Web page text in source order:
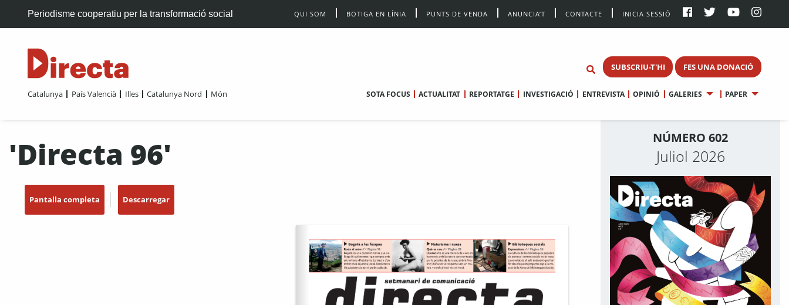
Periodisme cooperatiu per la transformació social QUI SOM BOTIGA EN LÍNIA PUNTS DE VENDA ANUNCIA’T CONTACTE INICIA SESSIÓ
SUBSCRIU-T'HI FES UNA DONACIÓ
Catalunya País Valencià Illes Catalunya Nord Món SOTA FOCUS ACTUALITAT REPORTATGE INVESTIGACIÓ ENTREVISTA OPINIÓ GALERIES PAPER
'Directa 96'
Pantalla completa Descarregar
NÚMERO 602
Juliol 2026